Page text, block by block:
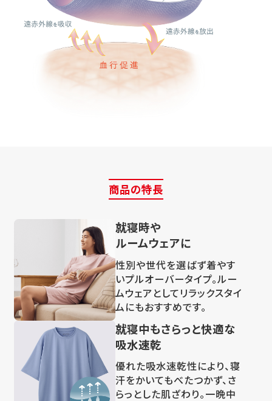
商品の特長
就寝時や
ルームウェアに
性別や世代を選ばず着やす
いプルオーバータイプ。ルー
ムウェアとしてリラックスタイ
ムにもおすすめです。
就寝中もさらっと快適な
吸水速乾
優れた吸水速乾性により、寝
汗をかいてもべたつかず、さ
らっとした肌ざわり。一晩中